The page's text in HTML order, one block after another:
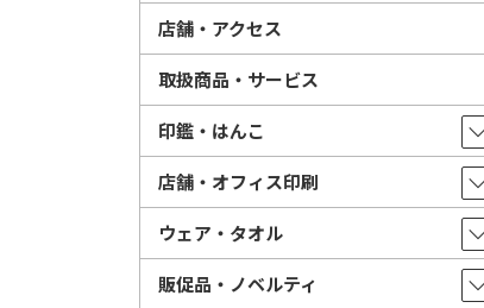
店舗・アクセス
取扱商品・サービス
印鑑・はんこ
店舗・オフィス印刷
ウェア・タオル
販促品・ノベルティ